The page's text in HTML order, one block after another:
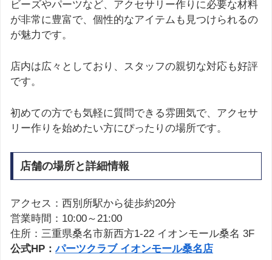
ビーズやパーツなど、アクセサリー作りに必要な材料
が非常に豊富で、個性的なアイテムも見つけられるの
が魅力です。
店内は広々としており、スタッフの親切な対応も好評
です。
初めての方でも気軽に質問できる雰囲気で、アクセサ
リー作りを始めたい方にぴったりの場所です。
店舗の場所と詳細情報
アクセス：西別所駅から徒歩約20分
営業時間：10:00～21:00
住所：三重県桑名市新西方1-22 イオンモール桑名 3F
公式HP：パーツクラブ イオンモール桑名店